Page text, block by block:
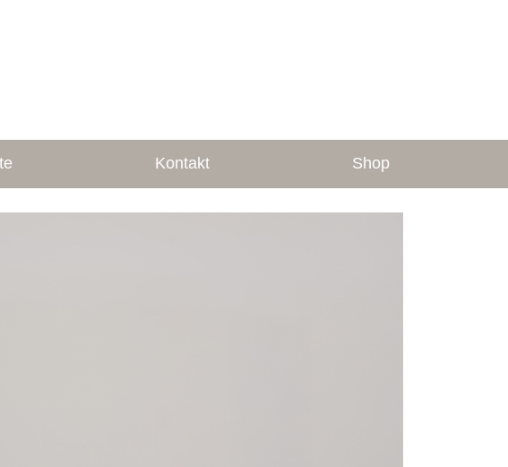
Kontakt Shop